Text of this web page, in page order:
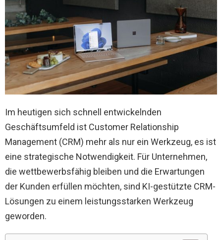
Im heutigen sich schnell entwickelnden
Geschäftsumfeld ist Customer Relationship
Management (CRM) mehr als nur ein Werkzeug, es ist
eine strategische Notwendigkeit. Für Unternehmen,
die wettbewerbsfähig bleiben und die Erwartungen
der Kunden erfüllen möchten, sind KI-gestützte CRM-
Lösungen zu einem leistungsstarken Werkzeug
geworden.